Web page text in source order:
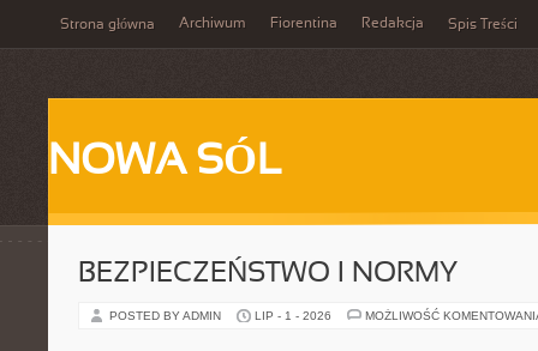
Strona główna Archiwum Fiorentina Redakcja Spis Treści
NOWA SÓL
BEZPIECZEŃSTWO I NORMY
POSTED BY ADMIN LIP - 1 - 2026 MOŻLIWOŚĆ